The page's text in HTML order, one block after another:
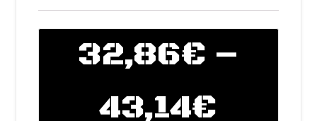
32,86€ –
43,14€